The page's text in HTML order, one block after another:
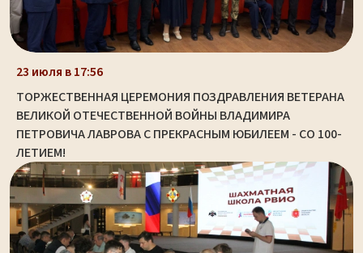
23 июля в 17:56
ТОРЖЕСТВЕННАЯ ЦЕРЕМОНИЯ ПОЗДРАВЛЕНИЯ ВЕТЕРАНА
ВЕЛИКОЙ ОТЕЧЕСТВЕННОЙ ВОЙНЫ ВЛАДИМИРА
ПЕТРОВИЧА ЛАВРОВА С ПРЕКРАСНЫМ ЮБИЛЕЕМ - СО 100-
ЛЕТИЕМ!